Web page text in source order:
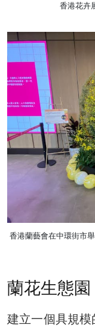
香港花卉
香港蘭藝會在中環街市
蘭花生態
建立一個具規